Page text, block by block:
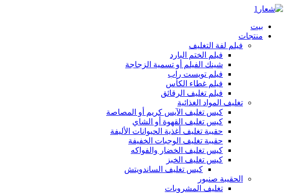
بيت
منتجات
فيلم لفة التغليف
فيلم الختم البارد
شينك الفيلم أو تسمية الزجاجة
فيلم تويست راب
فيلم غطاء الكأس
فيلم تغليف الرقائق
تغليف المواد الغذائية
كيس تغليف الآيس كريم أو المصاصة
كيس تغليف القهوة أو الشاي
حقيبة تغليف أغذية الحيوانات الأليفة
حقيبة تغليف الوجبات الخفيفة
كيس تغليف الخضار والفواكه
كيس تغليف الخبز
كيس تغليف الساندويتش
الحقيبة صنبور
تغليف المشروبات